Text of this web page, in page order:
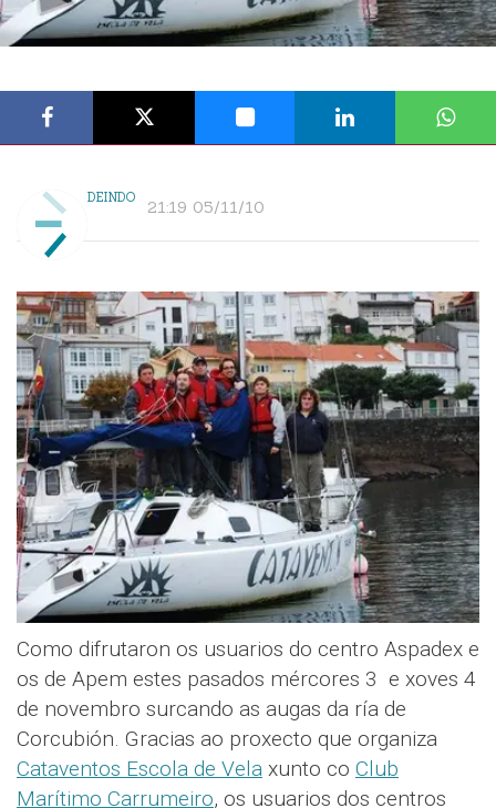
DEINDO 21:19 05/11/10
Como difrutaron os usuarios do centro Aspadex e
os de Apem estes pasados mércores 3 e xoves 4
de novembro surcando as augas da ría de
Corcubión. Gracias ao proxecto que organiza
Cataventos Escola de Vela xunto co Club
Marítimo Carrumeiro, os usuarios dos centros